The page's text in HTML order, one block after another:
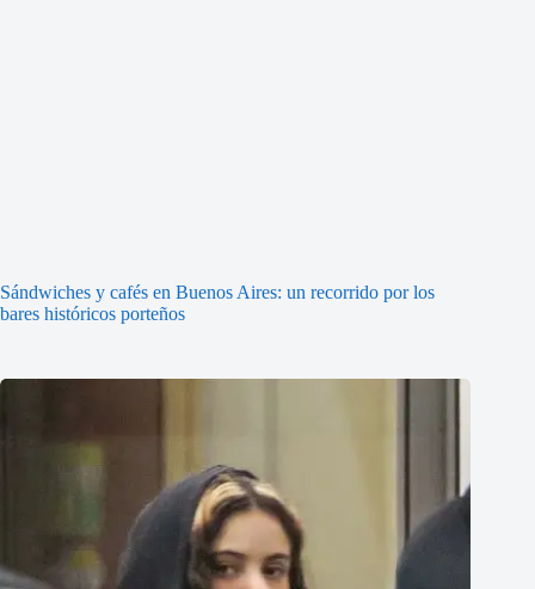
Sándwiches y cafés en Buenos Aires: un recorrido por los
bares históricos porteños